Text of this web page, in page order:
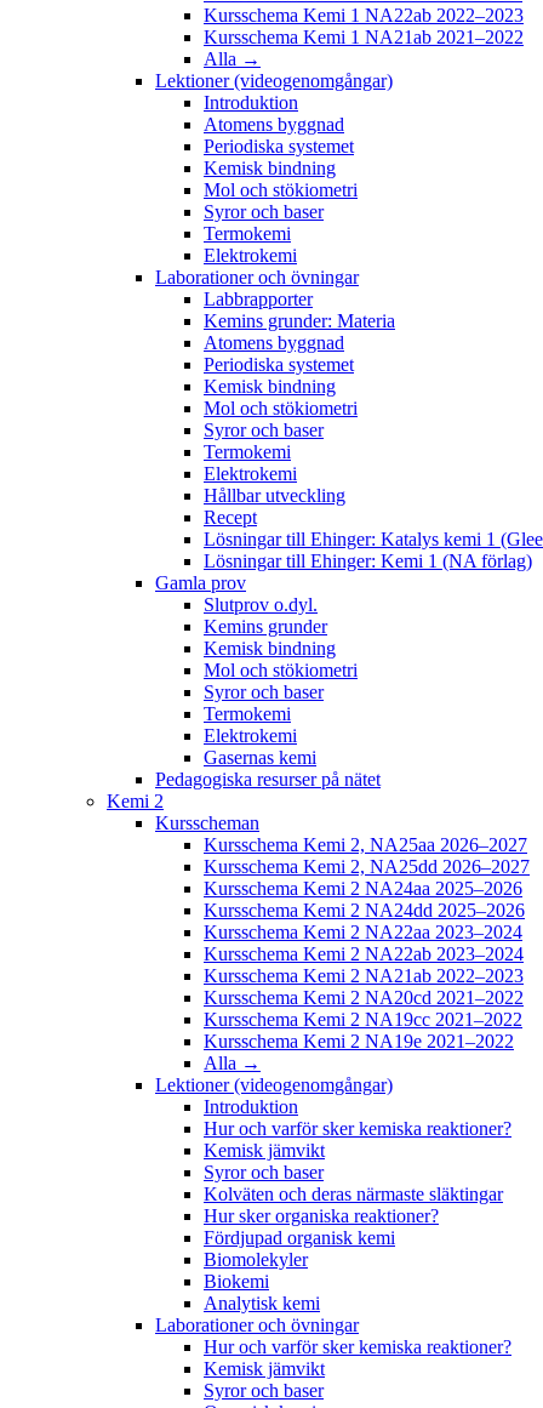
Kursschema Kemi 1 NA22ab 2022–2023
Kursschema Kemi 1 NA21ab 2021–2022
Alla →
Lektioner (videogenomgångar)
Introduktion
Atomens byggnad
Periodiska systemet
Kemisk bindning
Mol och stökiometri
Syror och baser
Termokemi
Elektrokemi
Laborationer och övningar
Labbrapporter
Kemins grunder: Materia
Atomens byggnad
Periodiska systemet
Kemisk bindning
Mol och stökiometri
Syror och baser
Termokemi
Elektrokemi
Hållbar utveckling
Recept
Lösningar till Ehinger: Katalys kemi 1
Lösningar till Ehinger: Kemi 1 (NA förlag)
Gamla prov
Slutprov o.dyl.
Kemins grunder
Kemisk bindning
Mol och stökiometri
Syror och baser
Termokemi
Elektrokemi
Gasernas kemi
Pedagogiska resurser på nätet
Kemi 2
Kursscheman
Kursschema Kemi 2, NA25aa 2026–2027
Kursschema Kemi 2, NA25dd 2026–2027
Kursschema Kemi 2 NA24aa 2025–2026
Kursschema Kemi 2 NA24dd 2025–2026
Kursschema Kemi 2 NA22aa 2023–2024
Kursschema Kemi 2 NA22ab 2023–2024
Kursschema Kemi 2 NA21ab 2022–2023
Kursschema Kemi 2 NA20cd 2021–2022
Kursschema Kemi 2 NA19cc 2021–2022
Kursschema Kemi 2 NA19e 2021–2022
Alla →
Lektioner (videogenomgångar)
Introduktion
Hur och varför sker kemiska reaktioner?
Kemisk jämvikt
Syror och baser
Kolväten och deras närmaste släktingar
Hur sker organiska reaktioner?
Fördjupad organisk kemi
Biomolekyler
Biokemi
Analytisk kemi
Laborationer och övningar
Hur och varför sker kemiska reaktioner?
Kemisk jämvikt
Syror och baser